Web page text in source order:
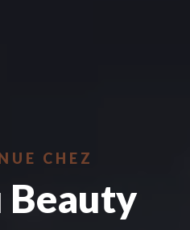
CHEZ
Beauty